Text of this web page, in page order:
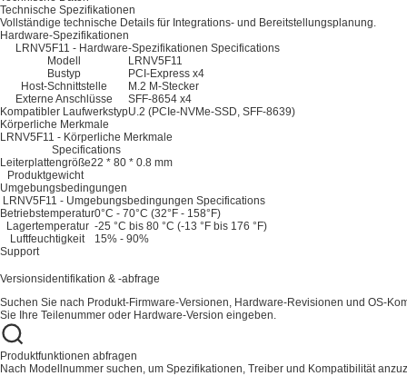
Technische Spezifikationen
Vollständige technische Details für Integrations- und Bereitstellungsplanung.
Hardware-Spezifikationen
LRNV5F11 - Hardware-Spezifikationen Specifications
Modell
LRNV5F11
Bustyp
PCI-Express x4
Host-Schnittstelle
M.2 M-Stecker
Externe Anschlüsse
SFF-8654 x4
Kompatibler LaufwerkstypU.2 (PCIe-NVMe-SSD, SFF-8639)
Körperliche Merkmale
LRNV5F11 - Körperliche Merkmale
Specifications
Leiterplattengröße22 * 80 * 0.8 mm
Produktgewicht
Umgebungsbedingungen
LRNV5F11 - Umgebungsbedingungen Specifications
Betriebstemperatur0°C - 70°C (32°F - 158°F)
Lagertemperatur -25 °C bis 80 °C (-13 °F bis 176 °F)
Luftfeuchtigkeit
15% - 90%
Support
Versionsidentifikation & -abfrage
Suchen Sie nach Produkt-Firmware-Versionen, Hardware-Revisionen und OS-
Sie Ihre Teilenummer oder Hardware-Version eingeben.
Produktfunktionen abfragen
Nach Modellnummer suchen, um Spezifikationen, Treiber und Kompatibilität